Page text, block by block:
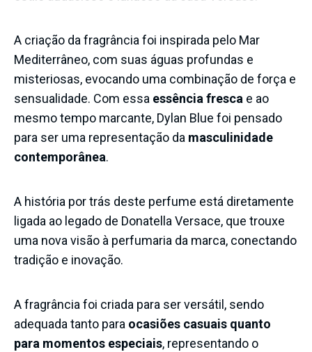
A criação da fragrância foi inspirada pelo Mar
Mediterrâneo, com suas águas profundas e
misteriosas, evocando uma combinação de força e
sensualidade. Com essa essência fresca e ao
mesmo tempo marcante, Dylan Blue foi pensado
para ser uma representação da masculinidade
contemporânea.
A história por trás deste perfume está diretamente
ligada ao legado de Donatella Versace, que trouxe
uma nova visão à perfumaria da marca, conectando
tradição e inovação.
A fragrância foi criada para ser versátil, sendo
adequada tanto para ocasiões casuais quanto
para momentos especiais, representando o